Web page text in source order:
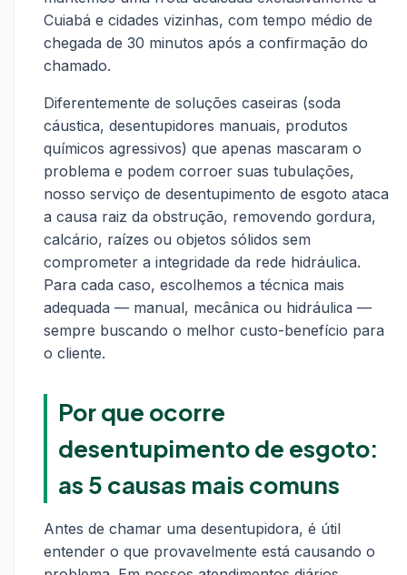
Cuiabá e cidades vizinhas, com tempo médio de
chegada de 30 minutos após a confirmação do
chamado.
Diferentemente de soluções caseiras (soda
cáustica, desentupidores manuais, produtos
químicos agressivos) que apenas mascaram o
problema e podem corroer suas tubulações,
nosso serviço de desentupimento de esgoto ataca
a causa raiz da obstrução, removendo gordura,
calcário, raízes ou objetos sólidos sem
comprometer a integridade da rede hidráulica.
Para cada caso, escolhemos a técnica mais
adequada — manual, mecânica ou hidráulica —
sempre buscando o melhor custo-benefício para
o cliente.
Por que ocorre
desentupimento de esgoto:
as 5 causas mais comuns
Antes de chamar uma desentupidora, é útil
entender o que provavelmente está causando o